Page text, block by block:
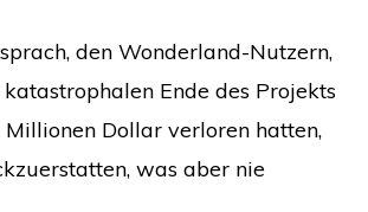
den Wonderland-Nutzern,
Ende des Projekts
Dollar verloren hatten,
was aber nie